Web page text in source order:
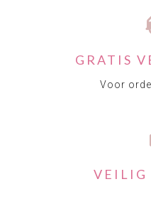
GRATIS
Voor
VEILIG